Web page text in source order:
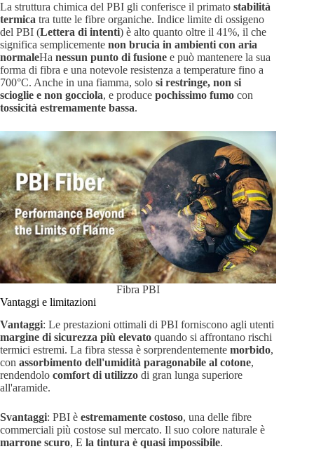
La struttura chimica del PBI gli conferisce il primato stabilità
termica tra tutte le fibre organiche. Indice limite di ossigeno
del PBI (Lettera di intenti) è alto quanto oltre il 41%, il che
significa semplicemente non brucia in ambienti con aria
normaleHa nessun punto di fusione e può mantenere la sua
forma di fibra e una notevole resistenza a temperature fino a
700°C. Anche in una fiamma, solo si restringe, non si
scioglie e non gocciola, e produce pochissimo fumo con
tossicità estremamente bassa.
Fibra PBI
Vantaggi e limitazioni
Vantaggi: Le prestazioni ottimali di PBI forniscono agli utenti
margine di sicurezza più elevato quando si affrontano rischi
termici estremi. La fibra stessa è sorprendentemente morbido,
con assorbimento dell'umidità paragonabile al cotone,
rendendolo comfort di utilizzo di gran lunga superiore
all'aramide.
Svantaggi: PBI è estremamente costoso, una delle fibre
commerciali più costose sul mercato. Il suo colore naturale è
marrone scuro, E la tintura è quasi impossibile.